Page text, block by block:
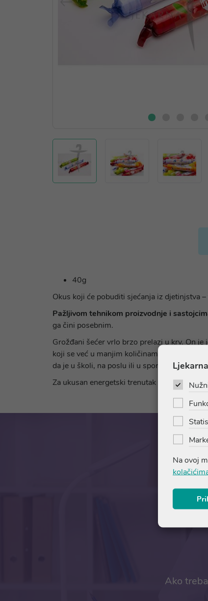
40g
Okus koji će pobuditi sjećanja iz djetinjstva
Pažljivom tehnikom proizvodnje i
ga čini posebnim.
Grožđani šećer vrlo brzo prelazi u krv. On
koji se već u manjim količinama može
da je u školi, na poslu ili u sportu, intact sa
Za ukusan energetski trenutak tijekom dana!
Ako
Na ovoj